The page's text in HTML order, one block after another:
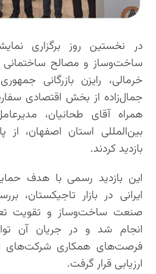
در نخستین روز برگزاری
ساخت‌وساز و مصالح ساختمانی
خرمالی، رایزن بازرگانی
جمال‌زاده از بخش اقتصادی
همراه آقای طحانیان،
بین‌المللی استان اصفهان، از
بازدید کردند.
این بازدید رسمی با هدف
ایرانی در بازار تاجیکستان،
صنعت ساخت‌وساز و تقویت
انجام شد و در جریان آن
فرصت‌های همکاری شرکت‌های
ارزیابی قرار گرفت.